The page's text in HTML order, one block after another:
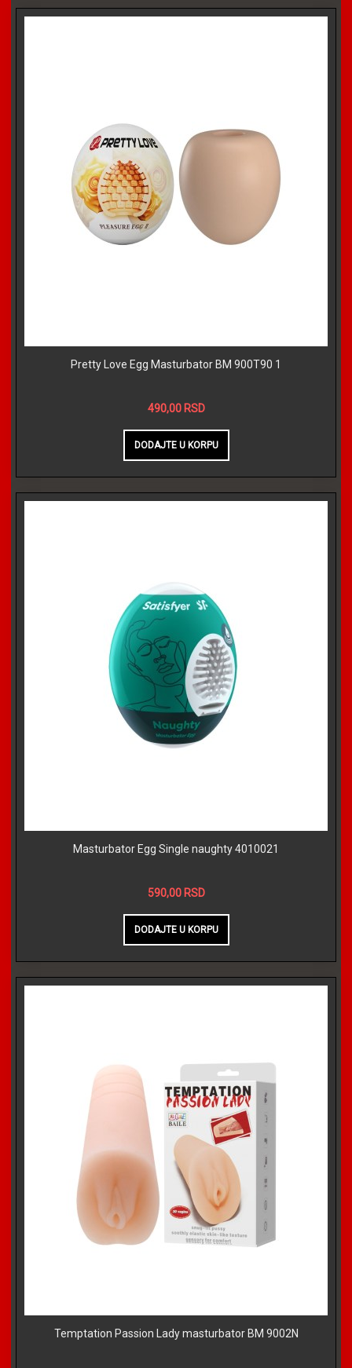
Pretty Love Egg Masturbator BM 900T90 1
490,00 RSD
Masturbator Egg Single naughty 4010021
590,00 RSD
Temptation Passion Lady masturbator BM 9002N